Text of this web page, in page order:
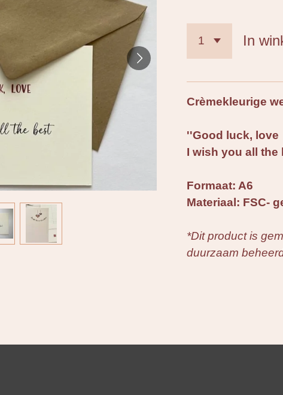
In
Crèmekleurige
''Good luck, love
I wish you all the
Formaat: A6
Materiaal: FSC-
*Dit product is
duurzaam